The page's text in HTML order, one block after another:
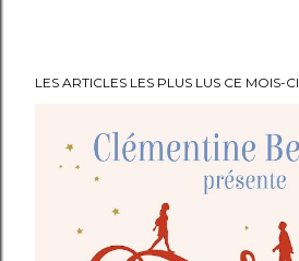
LES ARTICLES LES PLUS LUS CE MOIS-CI